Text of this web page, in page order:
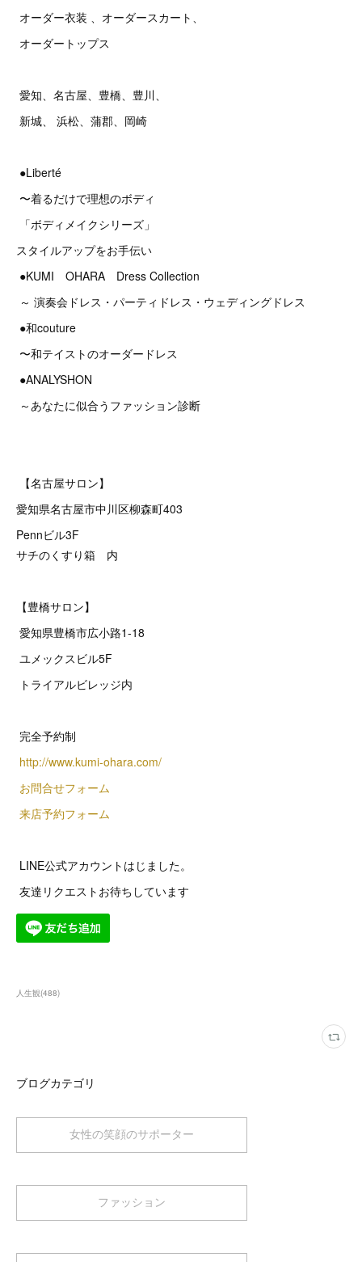
オーダー衣装 、オーダースカート、
オーダートップス
愛知、名古屋、豊橋、豊川、
新城、 浜松、蒲郡、岡崎
●Liberté
〜着るだけで理想のボディ
「ボディメイクシリーズ」
スタイルアップをお手伝い
●KUMI OHARA Dress Collection
～ 演奏会ドレス・パーティドレス・ウェディングドレス
●和couture
〜和テイストのオーダードレス
●ANALYSHON
～あなたに似合うファッション診断
【名古屋サロン】
愛知県名古屋市中川区柳森町403
Pennビル3F
サチのくすり箱 内
【豊橋サロン】
愛知県豊橋市広小路1-18
ユメックスビル5F
トライアルビレッジ内
完全予約制
http://www.kumi-ohara.com/
お問合せフォーム
来店予約フォーム
LINE公式アカウントはじました。
友達リクエストお待ちしています
人生観(488)
ブログカテゴリ
女性の笑顔のサポーター
ファッション